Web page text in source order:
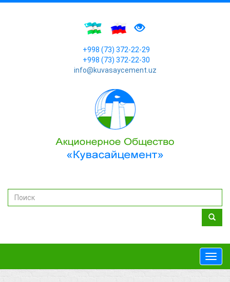
+998 (73) 372-22-29
+998 (73) 372-22-30
info@kuvasaycement.uz